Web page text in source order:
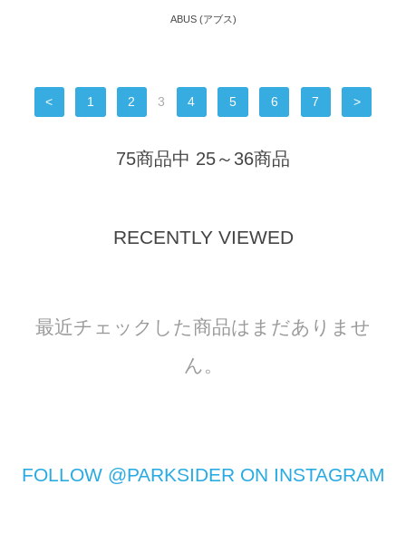
ABUS (アブス)
< 1 2 3 4 5 6 7 >
75商品中 25～36商品
RECENTLY VIEWED
最近チェックした商品はまだありませ
ん。
FOLLOW @PARKSIDER ON INSTAGRAM